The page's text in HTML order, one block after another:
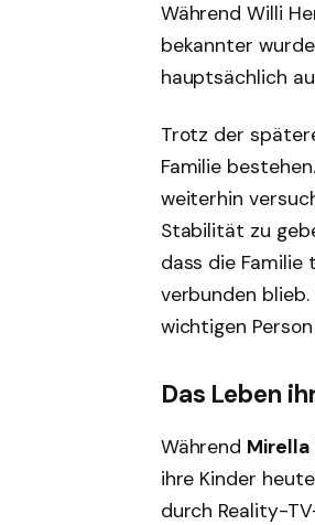
Während Willi
bekannter
hauptsächlich
Trotz der
Familie
weiterhin
Stabilität zu
dass die
verbunden
wichtigen
Das Leben
Während Mirella
ihre Kinder
durch Reality-